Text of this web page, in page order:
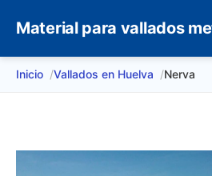
Material para vallados
Inicio Vallados en Huelva Nerva